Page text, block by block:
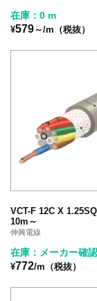
在庫：0 m
¥579～/m（税抜）
VCT-F 12C X
10m～
伸興電線
在庫：メーカー確認
¥772/m（税抜）